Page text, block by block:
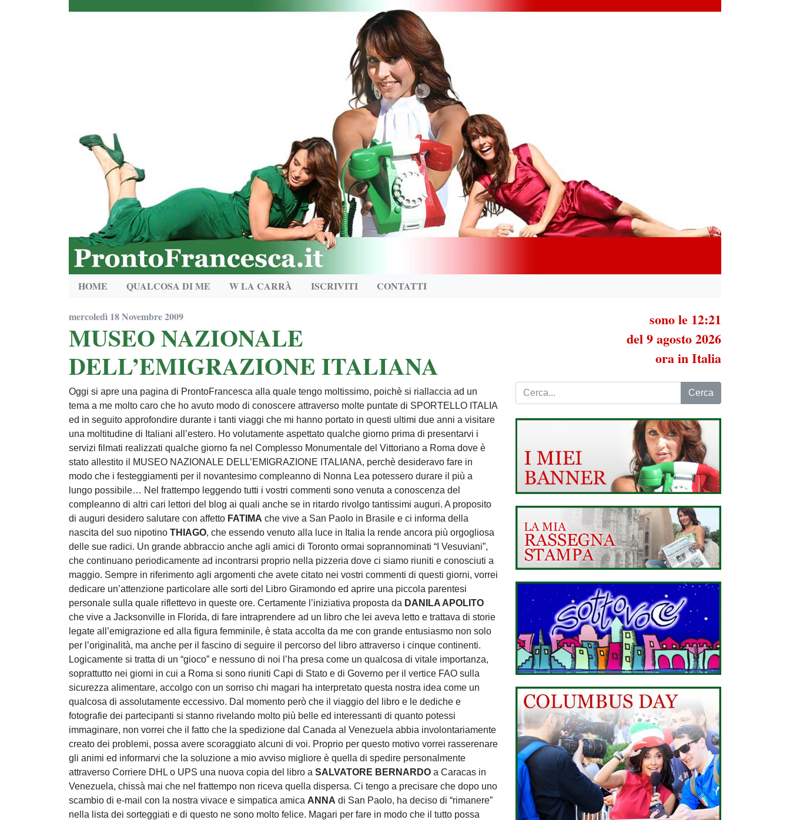
HOME QUALCOSA DI ME W LA CARRÀ ISCRIVITI CONTATTI
mercoledì 18 Novembre 2009
MUSEO NAZIONALE
DELL’EMIGRAZIONE ITALIANA
Oggi si apre una pagina di ProntoFrancesca alla quale tengo moltissimo, poichè si riallaccia ad un
tema a me molto caro che ho avuto modo di conoscere attraverso molte puntate di SPORTELLO ITALIA
ed in seguito approfondire durante i tanti viaggi che mi hanno portato in questi ultimi due anni a visitare
una moltitudine di Italiani all’estero. Ho volutamente aspettato qualche giorno prima di presentarvi i
servizi filmati realizzati qualche giorno fa nel Complesso Monumentale del Vittoriano a Roma dove è
stato allestito il MUSEO NAZIONALE DELL’EMIGRAZIONE ITALIANA, perchè desideravo fare in
modo che i festeggiamenti per il novantesimo compleanno di Nonna Lea potessero durare il più a
lungo possibile… Nel frattempo leggendo tutti i vostri commenti sono venuta a conoscenza del
compleanno di altri cari lettori del blog ai quali anche se in ritardo rivolgo tantissimi auguri. A proposito
di auguri desidero salutare con affetto FATIMA che vive a San Paolo in Brasile e ci informa della
nascita del suo nipotino THIAGO, che essendo venuto alla luce in Italia la rende ancora più orgogliosa
delle sue radici. Un grande abbraccio anche agli amici di Toronto ormai soprannominati “I Vesuviani”,
che continuano periodicamente ad incontrarsi proprio nella pizzeria dove ci siamo riuniti e conosciuti a
maggio. Sempre in riferimento agli argomenti che avete citato nei vostri commenti di questi giorni, vorrei
dedicare un’attenzione particolare alle sorti del Libro Giramondo ed aprire una piccola parentesi
personale sulla quale riflettevo in queste ore. Certamente l’iniziativa proposta da DANILA APOLITO
che vive a Jacksonville in Florida, di fare intraprendere ad un libro che lei aveva letto e trattava di storie
legate all’emigrazione ed alla figura femminile, è stata accolta da me con grande entusiasmo non solo
per l’originalità, ma anche per il fascino di seguire il percorso del libro attraverso i cinque continenti.
Logicamente si tratta di un “gioco” e nessuno di noi l’ha presa come un qualcosa di vitale importanza,
soprattutto nei giorni in cui a Roma si sono riuniti Capi di Stato e di Governo per il vertice FAO sulla
sicurezza alimentare, accolgo con un sorriso chi magari ha interpretato questa nostra idea come un
qualcosa di assolutamente eccessivo. Dal momento però che il viaggio del libro e le dediche e
fotografie dei partecipanti si stanno rivelando molto più belle ed interessanti di quanto potessi
immaginare, non vorrei che il fatto che la spedizione dal Canada al Venezuela abbia involontariamente
creato dei problemi, possa avere scoraggiato alcuni di voi. Proprio per questo motivo vorrei rasserenare
gli animi ed informarvi che la soluzione a mio avviso migliore è quella di spedire personalmente
attraverso Corriere DHL o UPS una nuova copia del libro a SALVATORE BERNARDO a Caracas in
Venezuela, chissà mai che nel frattempo non riceva quella dispersa. Ci tengo a precisare che dopo uno
scambio di e-mail con la nostra vivace e simpatica amica ANNA di San Paolo, ha deciso di “rimanere”
nella lista dei sorteggiati e di questo ne sono molto felice. Magari per fare in modo che il tutto possa
sono le 12:21
del 9 agosto 2026
ora in Italia